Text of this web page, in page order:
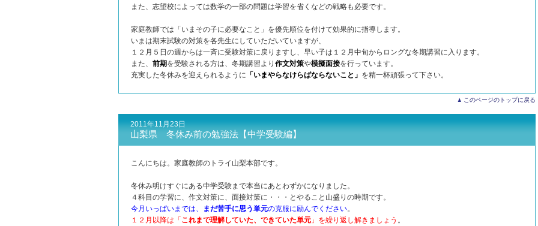
また、志望校によっては数学の一部の問題は学習を省くなどの戦略も必要です。
家庭教師では「いまその子に必要なこと」を優先順位を付けて効果的に指導します。
いまは期末試験の対策を各先生にしていただいていますが、
１２月５日の週からは一斉に受験対策に戻りますし、早い子は１２月中旬からロングな冬期講習に入ります。
また、 前期を受験される方は、冬期講習より 作文対策や模擬面接を行っています。
充実した冬休みを迎えられるように 「いまやらなけらばならないこと」 を精一杯頑張って下さい。
このページのトップに戻る
2011年11月23日
山梨県 冬休み前の勉強法【中学受験編】
こんにちは。家庭教師のトライ山梨本部です。
冬休み明けすぐにある中学受験まで本当にあとわずかになりました。
４科目の学習に、作文対策に、面接対策に・・・とやること山盛りの時期です。
今月いっぱいまでは、
まだ苦手に思う単元の克服に励んでください。
１２月以降は「 これまで理解していた、できていた単元 」を繰り返し解きましょう 。